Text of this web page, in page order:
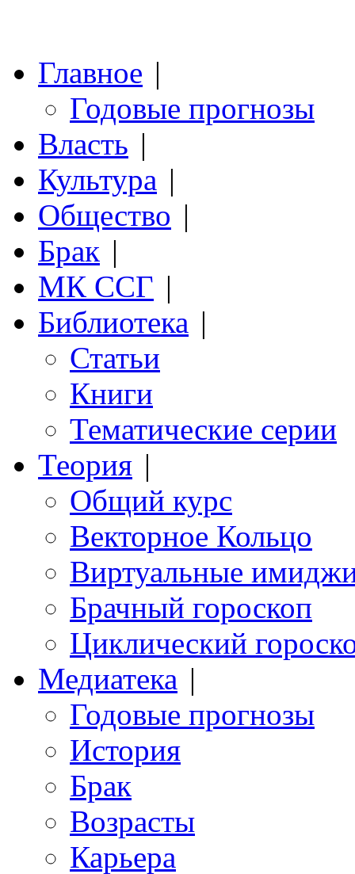
Главное |
Годовые прогнозы
Власть |
Культура |
Общество |
Брак |
МК ССГ |
Библиотека |
Статьи
Книги
Тематические серии
Теория |
Общий курс
Векторное Кольцо
Виртуальные
Брачный гороскоп
Циклический
Медиатека |
Годовые прогнозы
История
Брак
Возрасты
Карьера